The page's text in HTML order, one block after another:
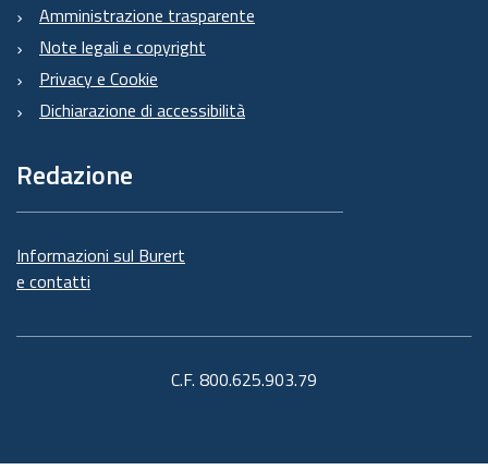
Amministrazione trasparente
Note legali e copyright
Privacy e Cookie
Dichiarazione di accessibilità
Redazione
Informazioni sul Burert
e contatti
C.F. 800.625.903.79